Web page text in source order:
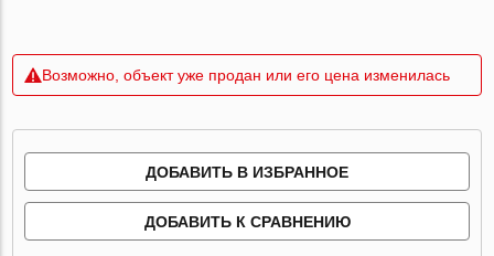
Возможно, объект уже продан или его цена изменилась
ДОБАВИТЬ В ИЗБРАННОЕ
ДОБАВИТЬ К СРАВНЕНИЮ